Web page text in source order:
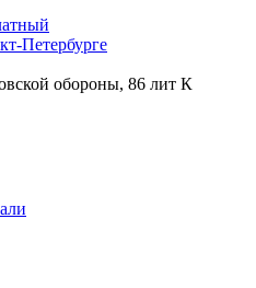
Петербурге
обороны, 86 лит К